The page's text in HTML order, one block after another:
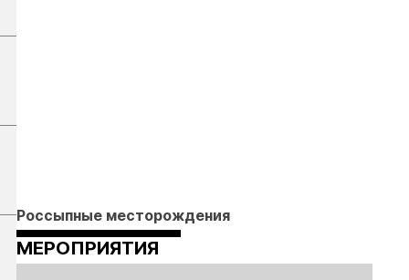
Россыпные месторождения
МЕРОПРИЯТИЯ